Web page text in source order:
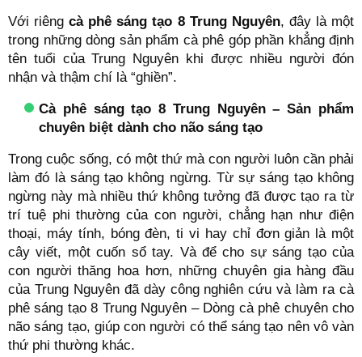
Với riêngcà phê sáng tạo 8 Trung Nguyên, đây là một
trong những dòng sản phẩm cà phê góp phần khẳng định
tên tuổi của Trung Nguyên khi được nhiều người đón
nhận và thậm chí là “ghiền”.
Cà phê sáng tạo 8 Trung Nguyên – Sản phẩm
chuyên biệt dành cho não sáng tạo
Trong cuộc sống, có một thứ mà con người luôn cần phải
làm đó là sáng tạo không ngừng. Từ sự sáng tạo không
ngừng này mà nhiều thứ không tưởng đã được tạo ra từ
trí tuệ phi thường của con người, chẳng hạn như điện
thoại, máy tính, bóng đèn, ti vi hay chỉ đơn giản là một
cây viết, một cuốn sổ tay. Và để cho sự sáng tạo của
con người thăng hoa hơn, những chuyên gia hàng đầu
của Trung Nguyên đã dày công nghiên cứu và làm ra cà
phê sáng tạo 8 Trung Nguyên – Dòng cà phê chuyên cho
não sáng tạo, giúp con người có thể sáng tạo nên vô vàn
thứ phi thường khác.